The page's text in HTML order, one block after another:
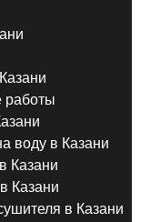
работы
воду в Казани
Казани
Казани
в Казани